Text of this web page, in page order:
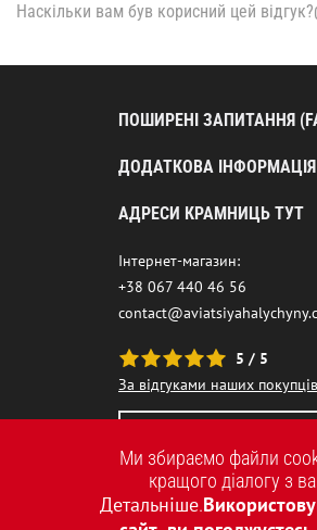
Наскільки вам був корисний цей відгук?
ПОШИРЕНІ ЗАПИТАННЯ
ДОДАТКОВА ІНФОРМАЦІЯ
АДРЕСИ КРАМНИЦЬ ТУТ
Інтернет-магазин:
+38 067 440 46 56
5 / 5
За відгуками наших
Ми збираємо файли
кращого діалогу з
Детальніше.